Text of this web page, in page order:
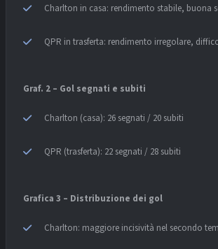
Charlton in casa: rendimento stabile, buona
QPR in trasferta: rendimento irregolare,
Graf. 2 – Gol segnati e subiti
Charlton (casa): 26 segnati / 20 subiti
QPR (trasferta): 22 segnati / 28 subiti
Grafica 3 – Distribuzione dei gol
Charlton: maggiore incisività nel secondo